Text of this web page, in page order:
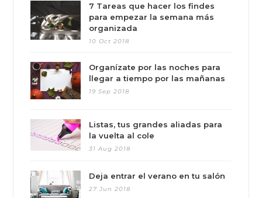
7 Tareas que hacer los findes
para empezar la semana más
organizada
10 Oct 2018
Organízate por las noches para
llegar a tiempo por las mañanas
19 Sep 2018
Listas, tus grandes aliadas para
la vuelta al cole
31 Aug 2018
Deja entrar el verano en tu salón
27 Jun 2018